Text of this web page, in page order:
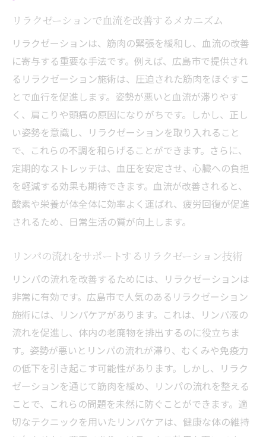
リラクゼーションで血流を改善するメカニズム
リラクゼーションは、筋肉の緊張を緩和し、血流の改善
に寄与する重要な手法です。例えば、広島市で提供され
るリラクゼーション施術は、圧迫された筋肉をほぐすこ
とで血行を促進します。姿勢が悪いと血流が滞りやす
く、肩こりや頭痛の原因になりがちです。しかし、正し
い姿勢を意識し、リラクゼーションを取り入れること
で、これらの不調を和らげることができます。さらに、
定期的なストレッチは、血圧を安定させ、心臓への負担
を軽減する効果も期待できます。血流が改善されると、
酸素や栄養が体全体に効率よく運ばれ、疲労回復が促進
されるため、日常生活の質が向上します。
リンパの流れをサポートするリラクゼーション技術
リンパの流れを改善するためには、リラクゼーションは
非常に有効です。広島市で人気のあるリラクゼーション
施術には、リンパケアがあります。これは、リンパ液の
流れを促進し、体内の老廃物を排出するのに役立ちま
す。姿勢が悪いとリンパの流れが滞り、むくみや免疫力
の低下を引き起こす可能性があります。しかし、リラク
ゼーションを通じて筋肉を緩め、リンパの流れを整える
ことで、これらの問題を未然に防ぐことができます。適
切なテクニックを用いたリンパケアは、健康な体の維持